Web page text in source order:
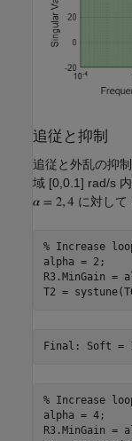
追従と抑制
追従と外乱の抑
域 [0,0.1] rad/s
に対して
% Increase
alpha = 2;
R3.MinGain =
% Increase
alpha = 4;
R3.MinGain =